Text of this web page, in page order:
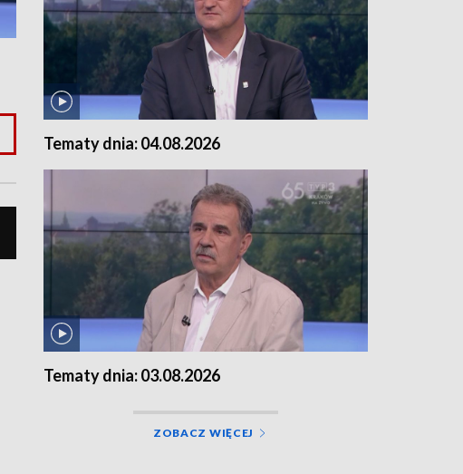
Tematy dnia: 04.08.2026
Tematy dnia: 03.08.2026
ZOBACZ WIĘCEJ